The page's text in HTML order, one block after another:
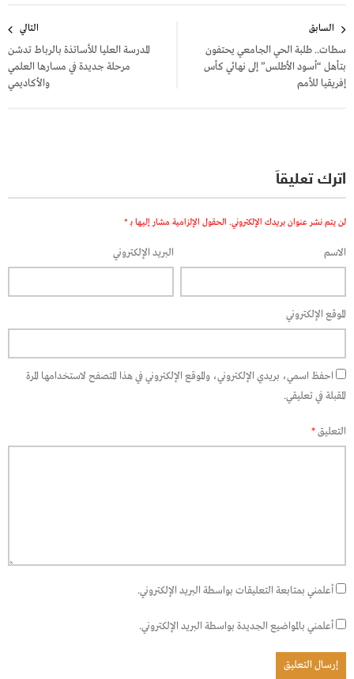
المقالات
السابق
سطات.. طلبة الحي الجامعي يحتفون
بتأهل “أسود الأطلس” إلى نهائي كأس
إفريقيا للأمم
التالي
المدرسة العليا للأساتذة بالرباط تدشن
مرحلة جديدة في مسارها العلمي
والأكاديمي
اترك تعليقاً
لن يتم نشر عنوان بريدك الإلكتروني. الحقول الإلزامية مشار إليها بـ *
الاسم البريد الإلكتروني
الموقع الإلكتروني
احفظ اسمي، بريدي الإلكتروني، والموقع الإلكتروني في هذا المتصفح لاستخدامها المرة
المقبلة في تعليقي.
التعليق*
أعلمني بمتابعة التعليقات بواسطة البريد الإلكتروني.
أعلمني بالمواضيع الجديدة بواسطة البريد الإلكتروني.